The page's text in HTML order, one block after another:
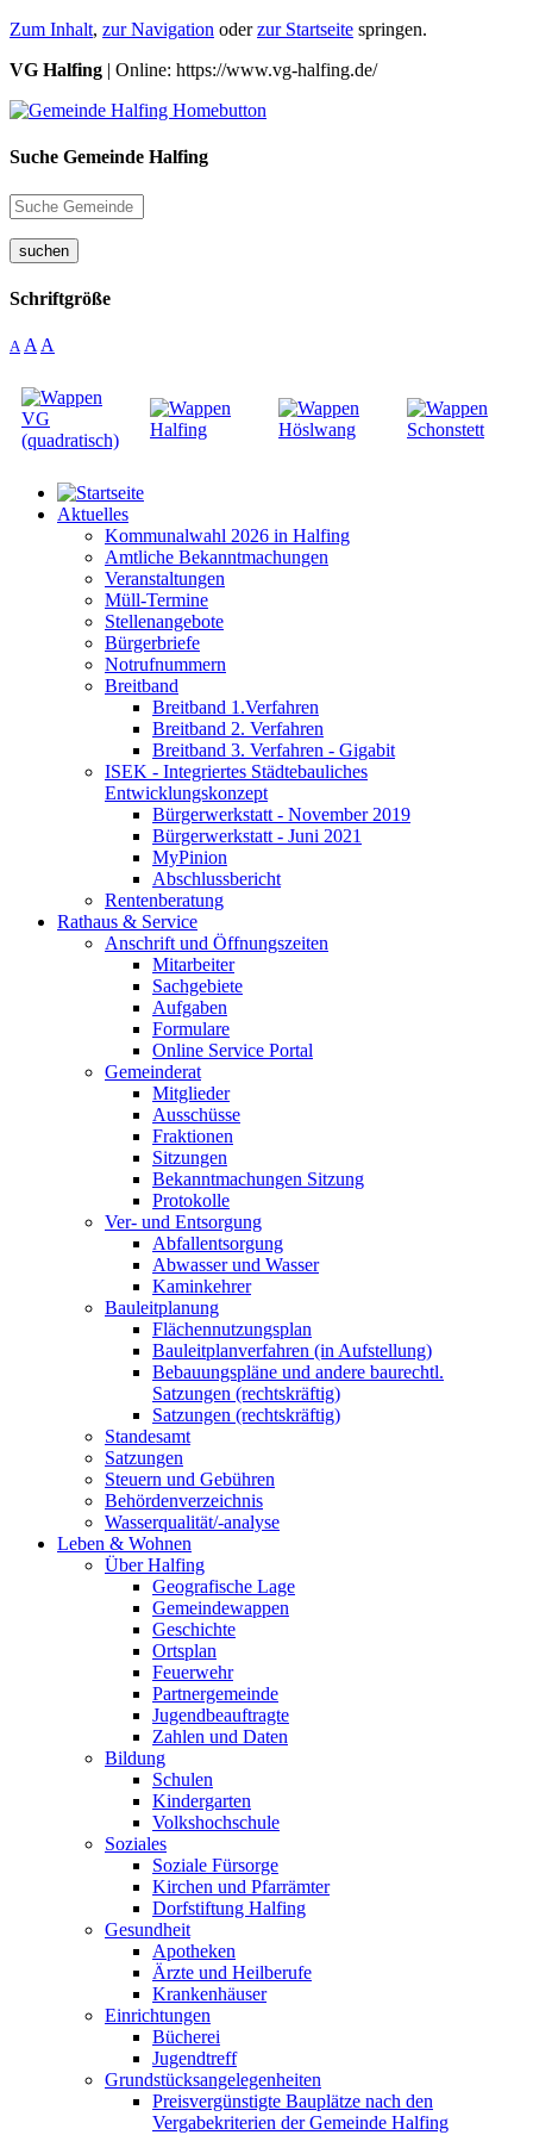
Zum Inhalt, zur Navigation oderzur Startseite springen.
VG Halfing | Online: https://www.vg-halfing.de/
Suche Gemeinde Halfing
suchen
Schriftgröße
A A A
Aktuelles
Kommunalwahl 2026 in Halfing
Amtliche Bekanntmachungen
Veranstaltungen
Müll-Termine
Stellenangebote
Bürgerbriefe
Notrufnummern
Breitband
Breitband 1.Verfahren
Breitband 2. Verfahren
Breitband 3. Verfahren - Gigabit
ISEK - Integriertes Städtebauliches
Entwicklungskonzept
Bürgerwerkstatt - November 2019
Bürgerwerkstatt - Juni 2021
MyPinion
Abschlussbericht
Rentenberatung
Rathaus & Service
Anschrift und Öffnungszeiten
Mitarbeiter
Sachgebiete
Aufgaben
Formulare
Online Service Portal
Gemeinderat
Mitglieder
Ausschüsse
Fraktionen
Sitzungen
Bekanntmachungen Sitzung
Protokolle
Ver- und Entsorgung
Abfallentsorgung
Abwasser und Wasser
Kaminkehrer
Bauleitplanung
Flächennutzungsplan
Bauleitplanverfahren (in Aufstellung)
Bebauungspläne und andere baurechtl.
Satzungen (rechtskräftig)
Satzungen (rechtskräftig)
Standesamt
Satzungen
Steuern und Gebühren
Behördenverzeichnis
Wasserqualität/-analyse
Leben & Wohnen
Über Halfing
Geografische Lage
Gemeindewappen
Geschichte
Ortsplan
Feuerwehr
Partnergemeinde
Jugendbeauftragte
Zahlen und Daten
Bildung
Schulen
Kindergarten
Volkshochschule
Soziales
Soziale Fürsorge
Kirchen und Pfarrämter
Dorfstiftung Halfing
Gesundheit
Apotheken
Ärzte und Heilberufe
Krankenhäuser
Einrichtungen
Bücherei
Jugendtreff
Grundstücksangelegenheiten
Preisvergünstigte Bauplätze nach den
Vergabekriterien der Gemeinde Halfing